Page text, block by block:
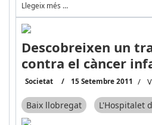
Llegeix més …
Descobreixen un
contra el càncer
Societat 15 Setembre 2011
Baix llobregat L'Hospitalet